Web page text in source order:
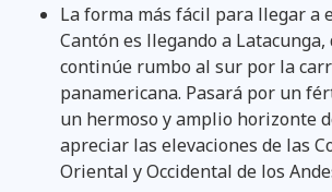
La forma más fácil para llegar a
Cantón es llegando a Latacunga,
continúe rumbo al sur por la
panamericana. Pasará por un
un hermoso y amplio horizonte
apreciar las elevaciones de las
Oriental y Occidental de los